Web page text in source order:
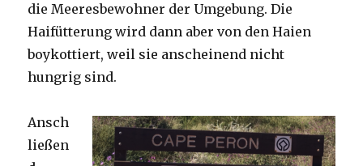
die Meeresbewohner der Umgebung. Die
Haifütterung wird dann aber von den Haien
boykottiert, weil sie anscheinend nicht
hungrig sind.
Ansch
ließen